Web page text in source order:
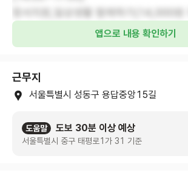
앱으로 내용 확인하기
근무지
서울특별시 성동구 용답중앙15길
도움말 도보 30분 이상 예상
서울특별시 중구 태평로1가 31 기준